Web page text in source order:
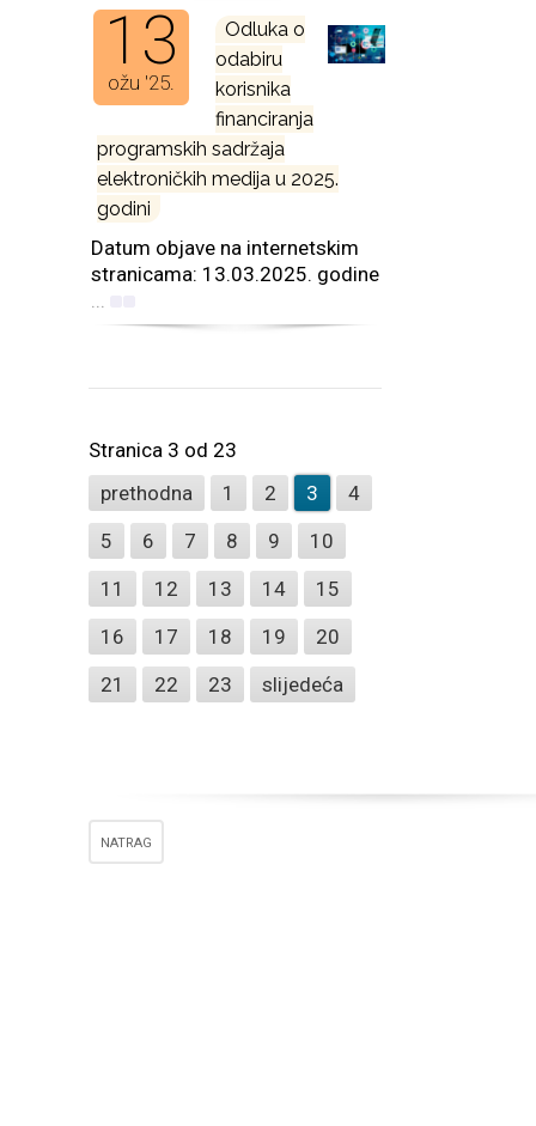
13
ožu '25.
Odluka o
odabiru
korisnika
financiranja
programskih sadržaja
elektroničkih medija u 2025.
godini
Datum objave na internetskim
stranicama: 13.03.2025. godine
...
Stranica 3 od 23
prethodna
1 2 3
4
5
6 7 8 9
10
11
12 13 14
15
16
17 18 19
20
21
22 23 slijedeća
NATRAG